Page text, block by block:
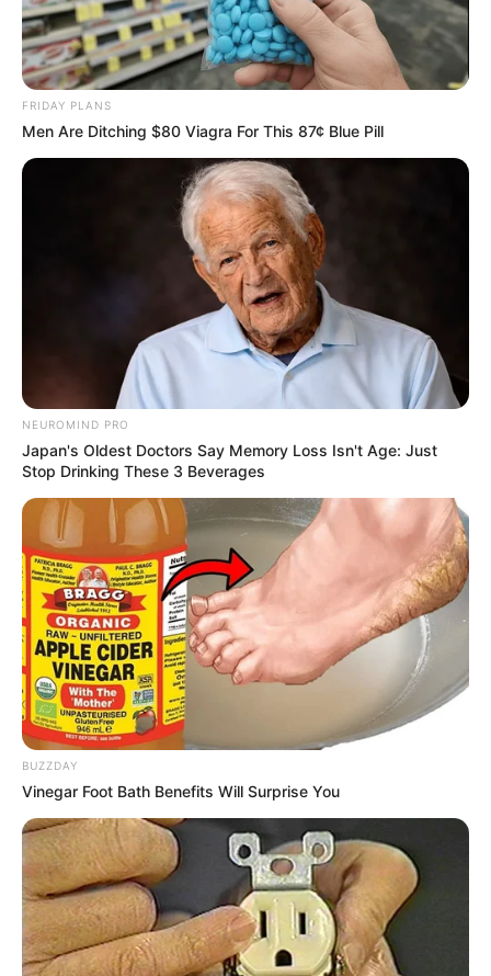
FRIDAY PLANS
Men Are Ditching $80 Viagra For This 87¢ Blue Pill
NEUROMIND PRO
Japan's Oldest Doctors Say Memory Loss Isn't Age: Just
Stop Drinking These 3 Beverages
BUZZDAY
Vinegar Foot Bath Benefits Will Surprise You